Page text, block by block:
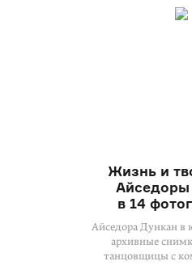
Жизнь и
Айседоры
в 14
Айседора Дункан в
архивные
танцовщицы с